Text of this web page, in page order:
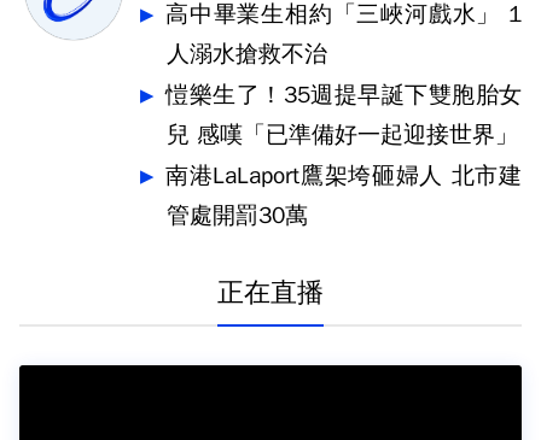
高中畢業生相約「三峽河戲水」 1
人溺水搶救不治
愷樂生了！35週提早誕下雙胞胎女
兒 感嘆「已準備好一起迎接世界」
南港LaLaport鷹架垮砸婦人 北市建
管處開罰30萬
正在直播